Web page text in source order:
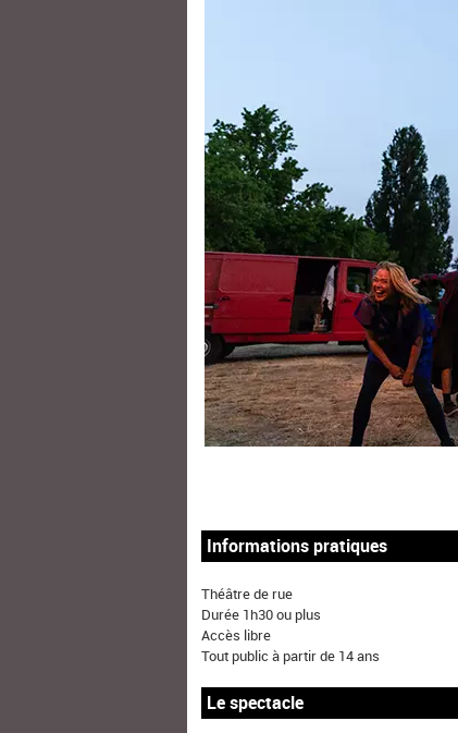
Informations pratiques
Théâtre de rue
Durée 1h30 ou plus
Accès libre
Tout public à partir de 14 ans
Le spectacle